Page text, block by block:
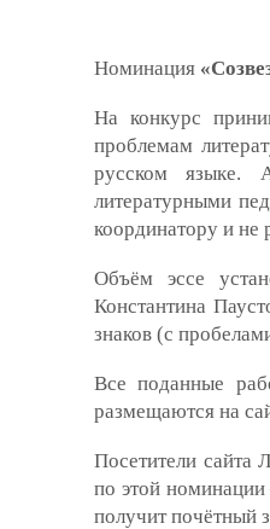
Номинация
На конкурс
проблемам
русском языке.
литературными
координатору и не
Объём эссе
Константина
знаков (с
Все поданные
размещаются на
Посетители сайта
по этой номинации
получит почётный